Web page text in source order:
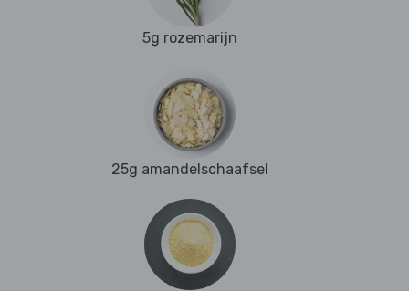
5g rozemarijn
25g amandelschaafsel